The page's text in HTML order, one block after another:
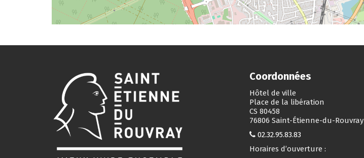
Coordonnées
Hôtel de ville
Place de la libération
CS 80458
76806 Saint-Étienne-du-Rouvray
02.32.95.83.83
Horaires d’ouverture :